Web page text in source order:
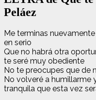
Peláez
Me terminas
en serio
Que no habrá otra
te seré muy obediente
No te preocupes que de
No volveré a humillarme
tranquila que esta vez